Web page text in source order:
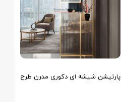
پارتیشن شیشه ای دکوری مدرن طرح